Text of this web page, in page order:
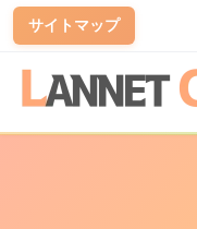
サイトマップ